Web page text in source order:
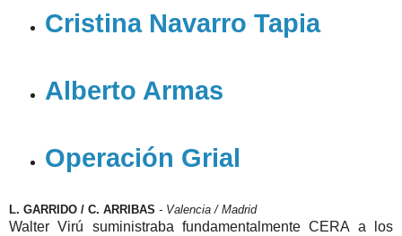
Cristina Navarro Tapia
Alberto Armas
Operación Grial
L. GARRIDO / C. ARRIBAS - Valencia / Madrid
Walter Virú suministraba fundamentalmente CERA a los